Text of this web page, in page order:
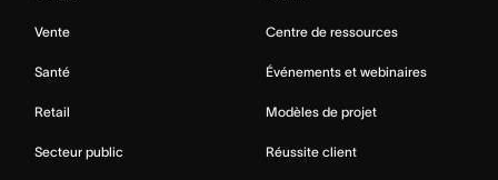
Vente
Santé
Retail
Secteur public
Centre de ressources
Événements et webinaires
Modèles de projet
Réussite client